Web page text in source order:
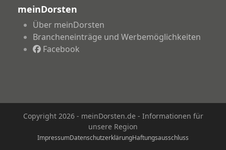
meinDorsten
Über meinDorsten
Brancheneinträge und Werbemöglichkeiten
Facebook
Copyright 2026 - meinDorsten.de - Informationen für
unsere Region
ImpressumDatenschutzerklärungHaftungsausschluss